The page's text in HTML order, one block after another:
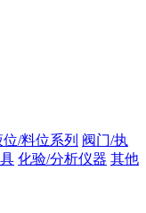
位/料位系列 阀门/执
化验/分析仪器 其他